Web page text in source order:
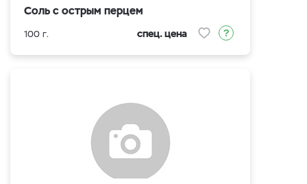
Соль с острым перцем
100 г. спец. цена